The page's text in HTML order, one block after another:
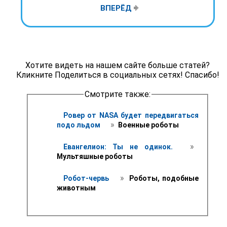
ВПЕРЁД
Хотите видеть на нашем сайте больше статей?
Кликните Поделиться в социальных сетях! Спасибо!
Смотрите также:
Ровер от NASA будет передвигаться
подо льдом
» Военные роботы
Евангелион: Ты не одинок. »
Мультяшные роботы
Робот-червь »
Роботы, подобные
животным